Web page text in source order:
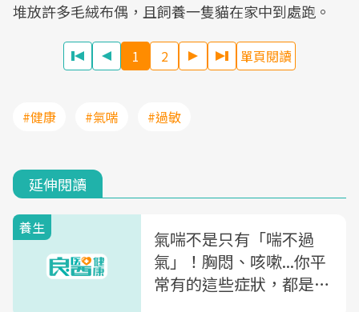
堆放許多毛絨布偶，且飼養一隻貓在家中到處跑。
1 2 單頁閱讀
#健康 #氣喘 #過敏
延伸閱讀
養生
氣喘不是只有「喘不過
氣」！胸悶、咳嗽...你平
常有的這些症狀，都是氣